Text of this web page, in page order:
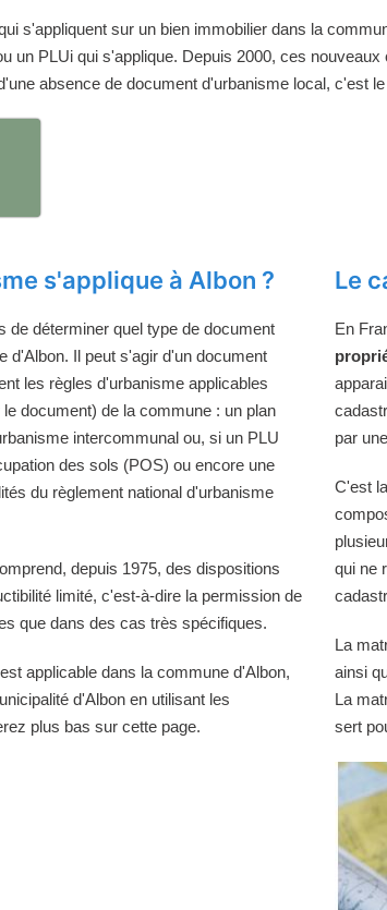
s'appliquent sur un bien immobilier dans la
un PLUi qui s'applique. Depuis 2000, ces
absence de document d'urbanisme local, c'est
s'applique à Albon ?
de déterminer quel type de document
d'Albon. Il peut s'agir d'un document
les règles d'urbanisme applicables
document) de la commune : un plan
intercommunal ou, si un PLU
des sols (POS) ou encore une
du règlement national d'urbanisme
depuis 1975, des dispositions
limité, c'est-à-dire la permission de
que dans des cas très spécifiques.
applicable dans la commune d'Albon,
d'Albon en utilisant les
plus bas sur cette page.
Le
En
par
C'est
qui ne
La
ainsi
La
sert